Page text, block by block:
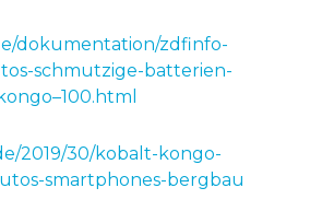
dokumentation/zdfinfo-
schmutzige-batterien-
2019/30/kobalt-kongo-
smartphones-bergbau